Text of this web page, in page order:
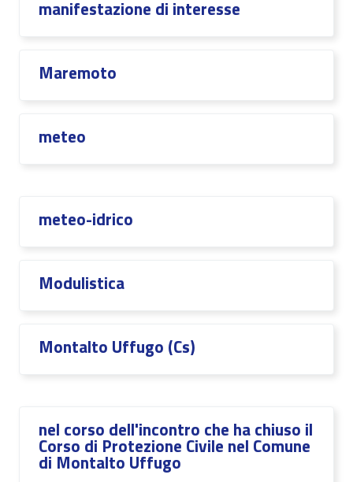
manifestazione di interesse
Maremoto
meteo
meteo-idrico
Modulistica
Montalto Uffugo (Cs)
nel corso dell'incontro che ha chiuso il
Corso di Protezione Civile nel Comune
di Montalto Uffugo